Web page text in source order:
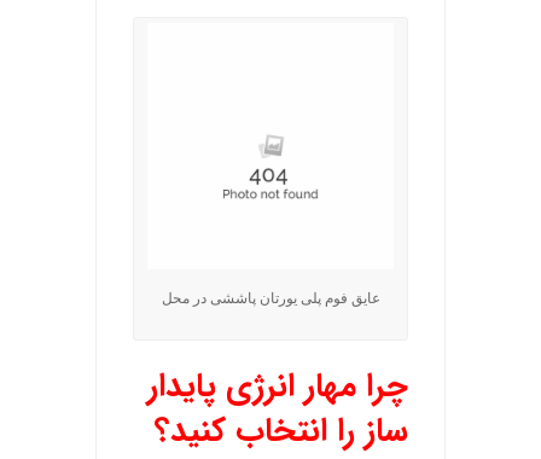
عایق فوم پلی یورتان پاششی در محل
چرا مهار انرژی پایدار
ساز را انتخاب کنید؟